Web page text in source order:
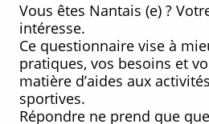
Vous êtes Nantais (e) ?
intéresse.
Ce questionnaire vise à
pratiques, vos besoins et
matière d’aides aux
sportives.
Répondre ne prend que